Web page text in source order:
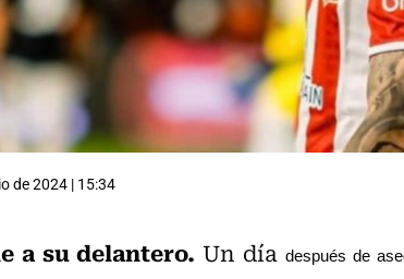
de 2024 | 15:34
a su delantero. Un díadespués de